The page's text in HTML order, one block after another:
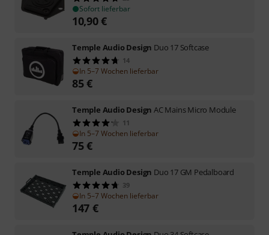
Sofort lieferbar
10,90€
Temple Audio Design Duo 17 Softcase
14
In 5–7 Wochen lieferbar
85€
Temple Audio Design AC Mains Micro Module
11
In 5–7 Wochen lieferbar
75€
Temple Audio Design Duo 17 GM Pedalboard
39
In 5–7 Wochen lieferbar
147 €